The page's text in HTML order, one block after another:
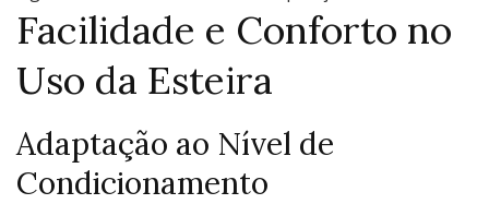
Facilidade e Conforto no
Uso da Esteira
Adaptação ao Nível de
Condicionamento